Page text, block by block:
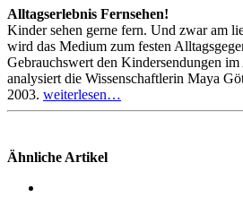
Alltagserlebnis Fernsehen!
Kinder sehen gerne fern. Und zwar am
wird das Medium zum festen
Gebrauchswert den Kindersendungen
analysiert die Wissenschaftlerin Maya
2003. weiterlesen…
Ähnliche Artikel